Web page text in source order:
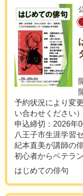
予約状況により変
い合わせください）
申込締切：2026年
八王子市生涯学習
紀本直美が講師の
初心者からベテラ
はじめての俳句